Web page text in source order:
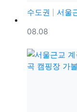
수도권
서울근
등록일
08.08